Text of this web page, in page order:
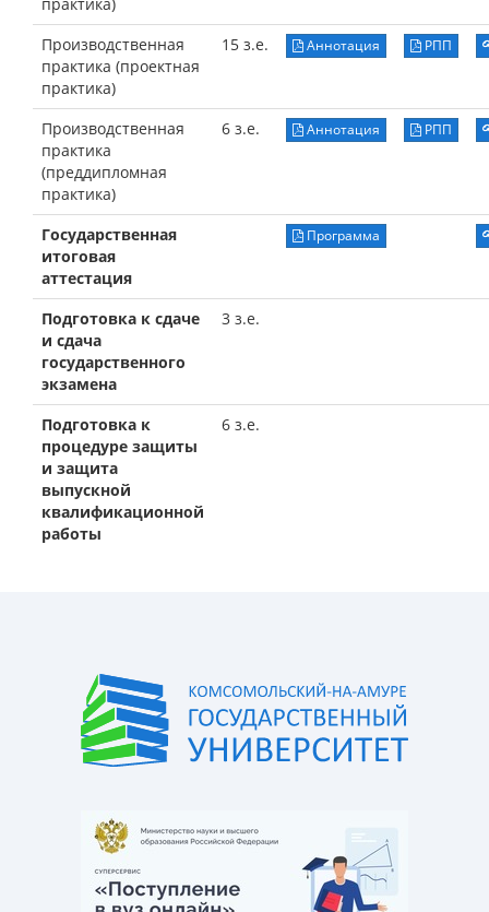
Производственная
практика (проектная
практика)
15 з.е. Аннотация РПП
Производственная
практика
(преддипломная
практика)
6 з.е. Аннотация РПП
Государственная
итоговая
аттестация
Программа
Подготовка к сдаче
и сдача
государственного
экзамена
3 з.е.
Подготовка к
процедуре защиты
и защита
выпускной
квалификационной
работы
6 з.е.